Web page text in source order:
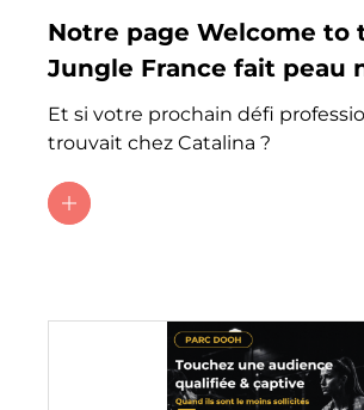
Notre page Welcome to
Jungle France fait peau
Et si votre prochain défi
trouvait chez Catalina ?